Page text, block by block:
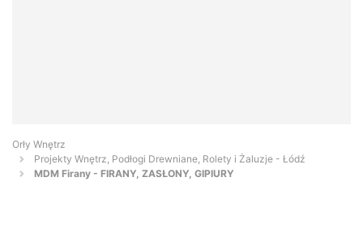
Orły Wnętrz
Projekty Wnętrz, Podłogi Drewniane, Rolety i Żaluzje - Łódź
MDM Firany - FIRANY, ZASŁONY, GIPIURY